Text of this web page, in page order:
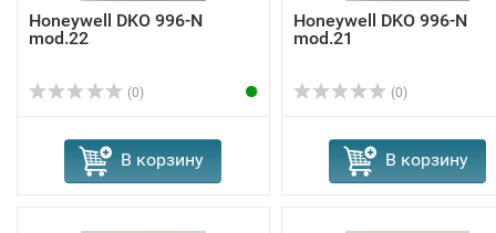
Honeywell DKO 996-N
mod.22
(0)
В корзину
Honeywell DKO 996-N
mod.21
(0)
В корзину